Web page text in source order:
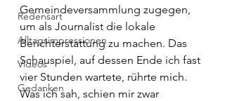
Redensart
Alltagsimpressionen
Videos
Gedanken
Gemeindeversammlung zugegen,
um als Journalist die lokale
Berichterstattung zu machen. Das
Schauspiel, auf dessen Ende ich fast
vier Stunden wartete, rührte mich.
Was ich sah, schien mir zwar